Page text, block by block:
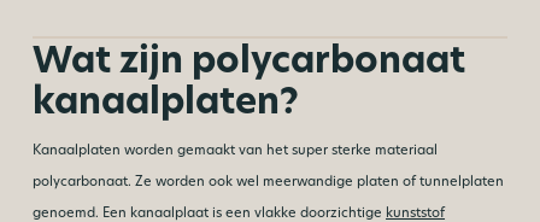
Wat zijn polycarbonaat
kanaalplaten?
Kanaalplaten worden gemaakt van het super sterke materiaal
polycarbonaat. Ze worden ook wel meerwandige platen of tunnelplaten
genoemd. Een kanaalplaat is een vlakke doorzichtige kunststof